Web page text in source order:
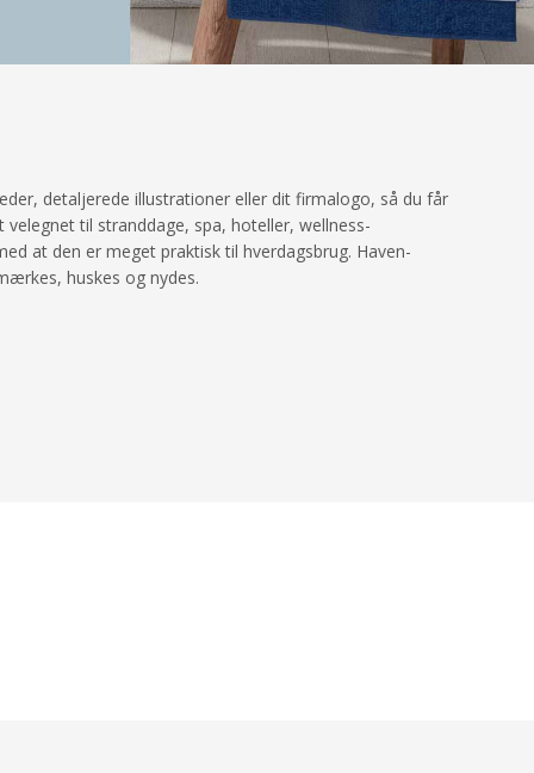
detaljerede illustrationer eller dit firmalogo, så du får
til stranddage, spa, hoteller, wellness-
at den er meget praktisk til hverdagsbrug. Haven-
huskes og nydes.